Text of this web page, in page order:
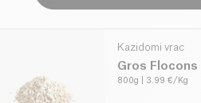
Kazidomi vrac
Gros Flocons
800g | 3.99 €/Kg